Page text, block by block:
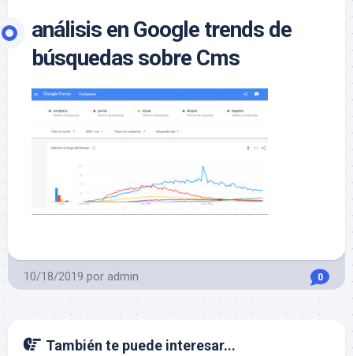
análisis en Google trends de
búsquedas sobre Cms
10/18/2019 por admin 0
También te puede interesar...